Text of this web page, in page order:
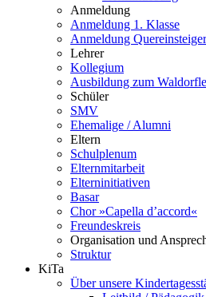
Anmeldung
Anmeldung 1. Klasse
Anmeldung Quereinsteiger
Lehrer
Kollegium
Ausbildung zum
Schüler
SMV
Ehemalige / Alumni
Eltern
Schulplenum
Elternmitarbeit
Elterninitiativen
Basar
Chor »Capella d’accord«
Freundeskreis
Organisation und
Struktur
KiTa
Über unsere